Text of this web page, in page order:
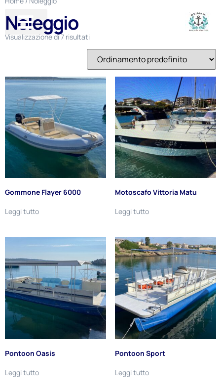
Noleggio
Visualizzazione di 7 risultati
Gommone Flayer 6000
Leggi tutto
Motoscafo Vittoria Matu
Leggi tutto
Pontoon Oasis
Leggi tutto
Pontoon Sport
Leggi tutto